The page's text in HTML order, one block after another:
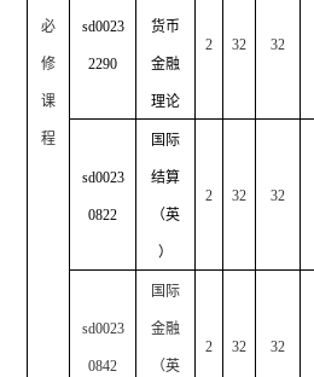
必
修
课
程
sd0023
2290
货币
金融
理论
2 32 32
sd0023
0822
国际
结算
（英
）
2 32 32
sd0023
0842
国际
金融
（英
2 32 32